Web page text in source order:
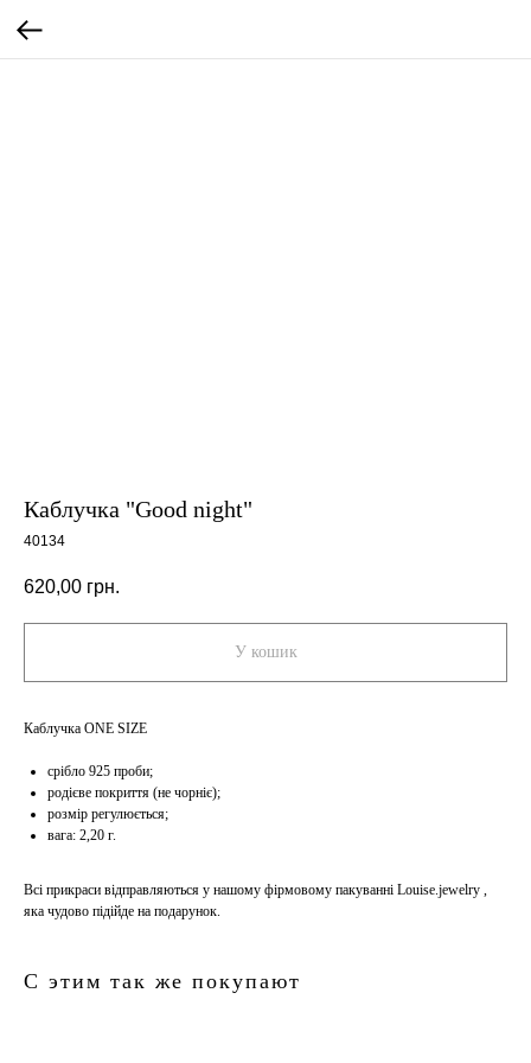
Каблучка "Good night"
40134
620,00 грн.
У кошик
Каблучка ONE SIZE
срібло 925 проби;
родієве покриття (не чорніє);
розмір регулюється;
вага: 2,20 г.
Всі прикраси відправляються у нашому фірмовому пакуванні Louise.jewelry ,
яка чудово підійде на подарунок.
С этим так же покупают